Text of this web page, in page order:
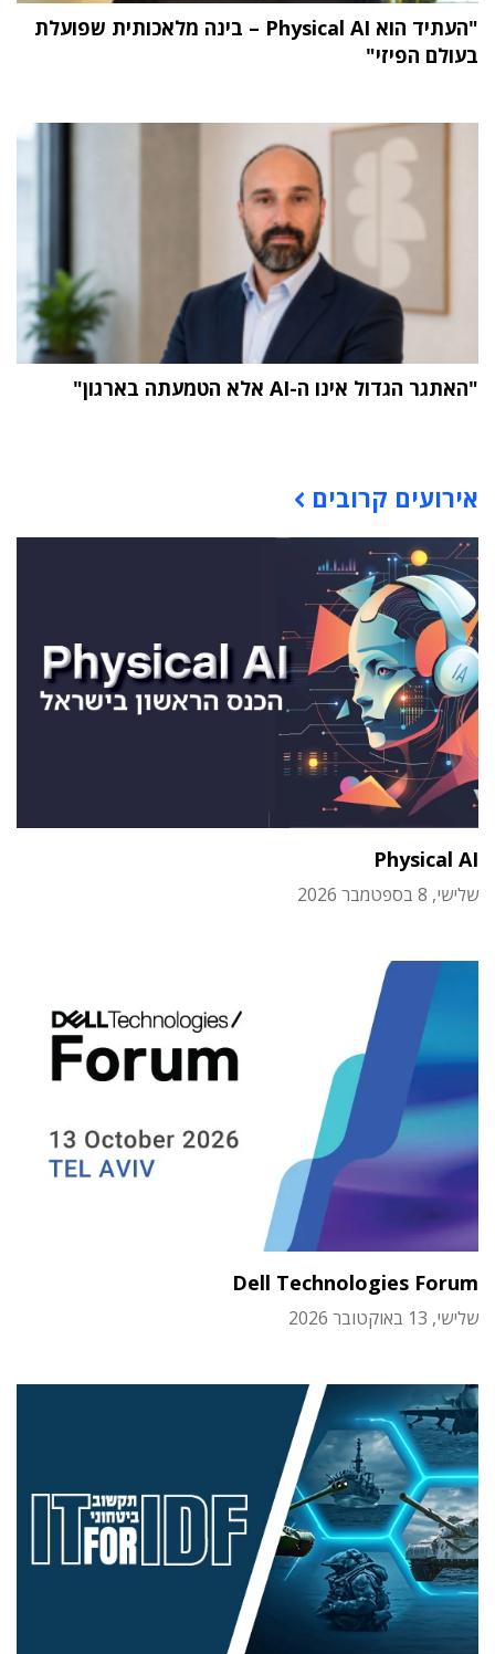
"העתיד הוא Physical AI – בינה מלאכותית שפועלת
בעולם הפיזי"
"האתגר הגדול אינו ה-AI אלא הטמעתה בארגון"
אירועים קרובים
Physical AI
שלישי, 8 בספטמבר 2026
Dell Technologies Forum
שלישי, 13 באוקטובר 2026